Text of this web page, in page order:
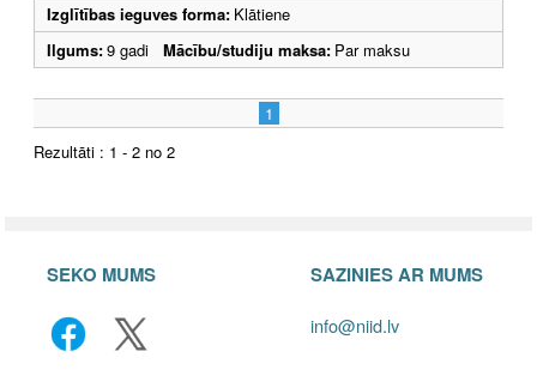
Izglītības ieguves forma: Klātiene
Ilgums:9 gadi Mācību/studiju maksa: Par maksu
1
Rezultāti : 1 - 2 no 2
SEKO MUMS SAZINIES AR MUMS
info@niid.lv